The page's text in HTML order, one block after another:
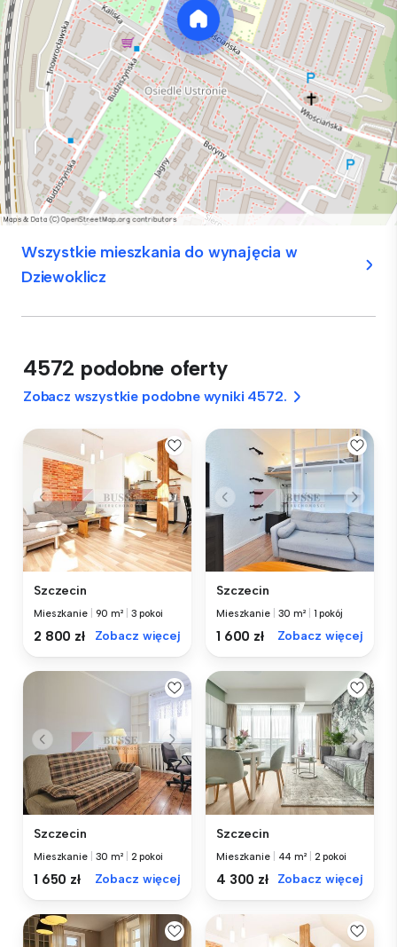
Wszystkie mieszkania do wynajęcia w
Dziewoklicz
4572 podobne oferty
Zobacz wszystkie podobne wyniki 4572.
Szczecin
Mieszkanie 90 m² 3 pokoi
2 800 zł Zobacz więcej
Szczecin
Mieszkanie 30 m² 1 pokój
1 600 zł Zobacz więcej
Szczecin
Mieszkanie 30 m² 2 pokoi
1 650 zł Zobacz więcej
Szczecin
Mieszkanie 44 m² 2 pokoi
4 300 zł Zobacz więcej